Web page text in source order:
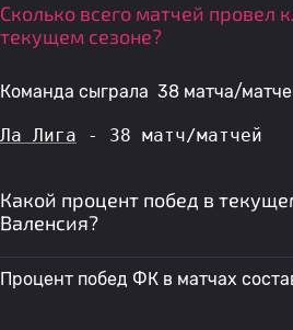
Сколько всего матчей провел
текущем сезоне?
Команда сыграла 38 матча/
Ла Лига - 38 матч/матчей
Какой процент побед в
Валенсия?
Процент побед ФК в матчах